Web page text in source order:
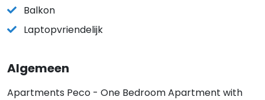
Balkon
Laptopvriendelijk
Algemeen
Apartments Peco - One Bedroom Apartment with